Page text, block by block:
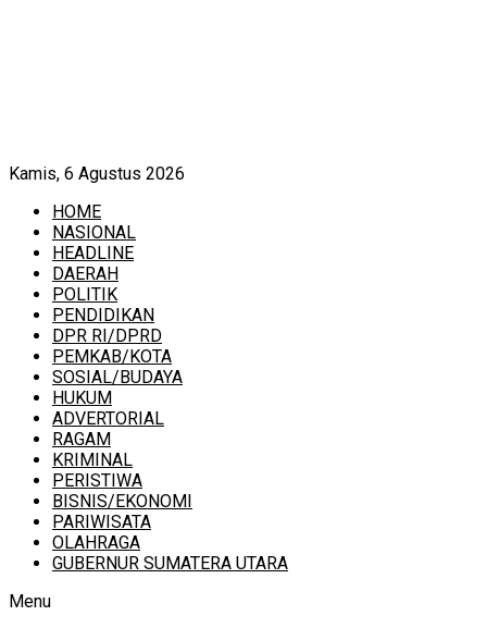
Kamis, 6 Agustus 2026
HOME
NASIONAL
HEADLINE
DAERAH
POLITIK
PENDIDIKAN
DPR RI/DPRD
PEMKAB/KOTA
SOSIAL/BUDAYA
HUKUM
ADVERTORIAL
RAGAM
KRIMINAL
PERISTIWA
BISNIS/EKONOMI
PARIWISATA
OLAHRAGA
GUBERNUR SUMATERA UTARA
Menu